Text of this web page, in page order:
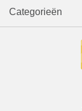
Categorieën